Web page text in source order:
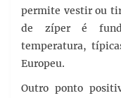
permite vestir ou
de zíper é
temperatura,
Europeu.
Outro ponto